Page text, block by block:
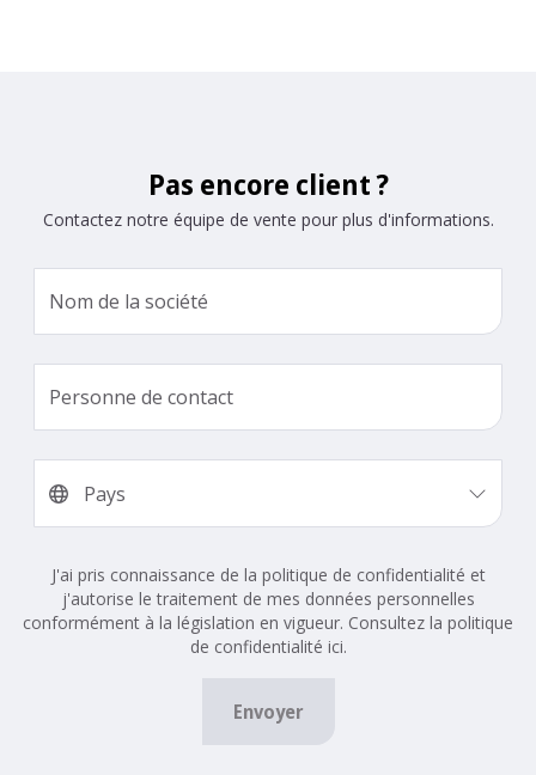
Pas encore client ?
Contactez notre équipe de vente pour plus d'informations.
J'ai pris connaissance de la politique de confidentialité et
j'autorise le traitement de mes données personnelles
conformément à la législation en vigueur. Consultez la politique
de confidentialité ici.
Envoyer